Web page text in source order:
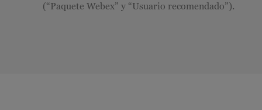
(“Paquete Webex” y “Usuario recomendado”).